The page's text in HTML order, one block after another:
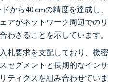
から40 cmの精度を達成し、
アがネットワーク周辺でのリ
わさることを示しています。
札要求を支配しており、機密
セグメントと長期的なインサ
ティクスを組み合わせていま